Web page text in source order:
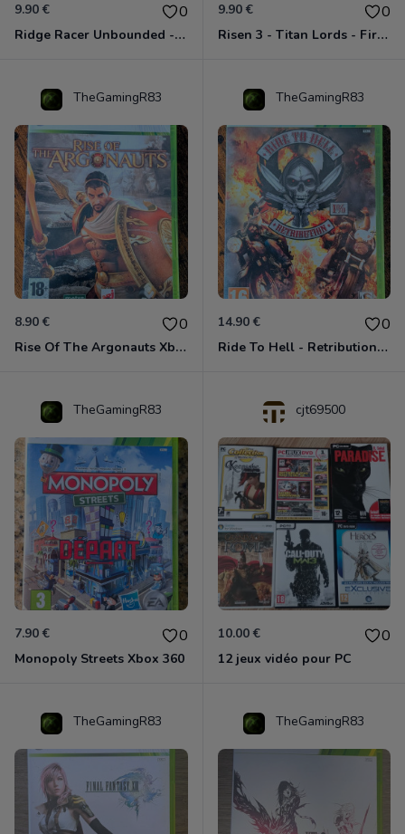
9.90 € 0
Ridge Racer Unbounded - Édition Limitée Xbox 360
9.90 € 0
Risen 3 - Titan Lords - First Edition Xbox 360
TheGamingR83
8.90 € 0
Rise Of The Argonauts Xbox 360
TheGamingR83
14.90 € 0
Ride To Hell - Retribution Xbox 360
TheGamingR83
7.90 € 0
Monopoly Streets Xbox 360
cjt69500
10.00 € 0
12 jeux vidéo pour PC
TheGamingR83 TheGamingR83